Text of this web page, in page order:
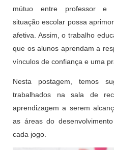
mútuo entre professor
situação escolar possa
afetiva. Assim, o trabalho
que os alunos aprendam a
vínculos de confiança e uma
Nesta postagem, temos
trabalhados na sala de
aprendizagem a serem
as áreas do
cada jogo.